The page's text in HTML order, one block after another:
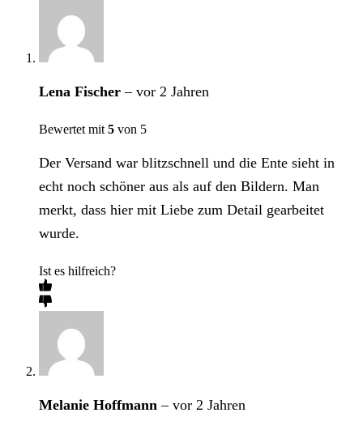
Lena Fischer– vor 2 Jahren
Bewertet mit 5 von 5
Der Versand war blitzschnell und die Ente sieht in
echt noch schöner aus als auf den Bildern. Man
merkt, dass hier mit Liebe zum Detail gearbeitet
wurde.
Ist es hilfreich?
Melanie Hoffmann– vor 2 Jahren